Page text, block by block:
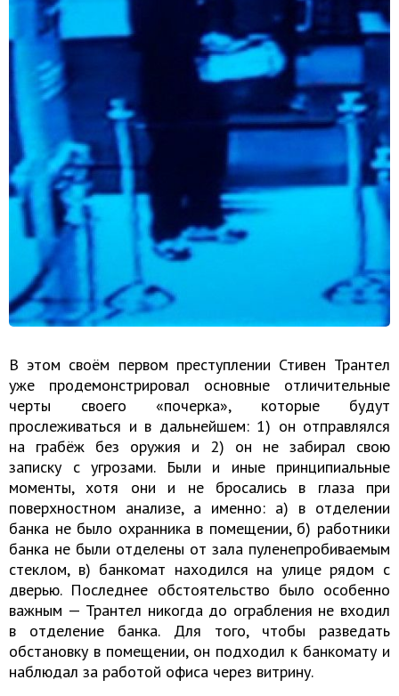
В этом своём первом преступлении Стивен Трантел
уже продемонстрировал основные отличительные
черты своего «почерка», которые будут
прослеживаться и в дальнейшем: 1) он отправлялся
на грабёж без оружия и 2) он не забирал свою
записку с угрозами. Были и иные принципиальные
моменты, хотя они и не бросались в глаза при
поверхностном анализе, а именно: а) в отделении
банка не было охранника в помещении, б) работники
банка не были отделены от зала пуленепробиваемым
стеклом, в) банкомат находился на улице рядом с
дверью. Последнее обстоятельство было особенно
важным — Трантел никогда до ограбления не входил
в отделение банка. Для того, чтобы разведать
обстановку в помещении, он подходил к банкомату и
наблюдал за работой офиса через витрину.